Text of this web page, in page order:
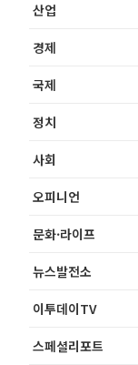
산업
경제
국제
정치
사회
오피니언
문화·라이프
뉴스발전소
이투데이TV
스페셜리포트